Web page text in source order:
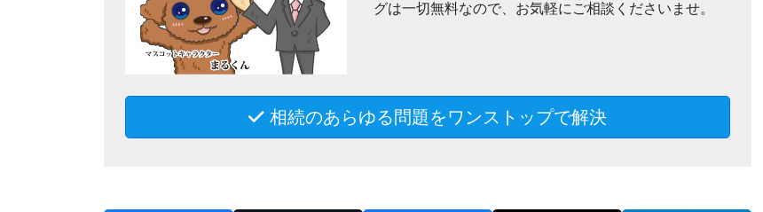
グは一切無料なので、お気軽にご相談くださいませ。
相続のあらゆる問題をワンストップで解決